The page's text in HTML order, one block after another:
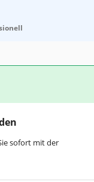
sofort mit der